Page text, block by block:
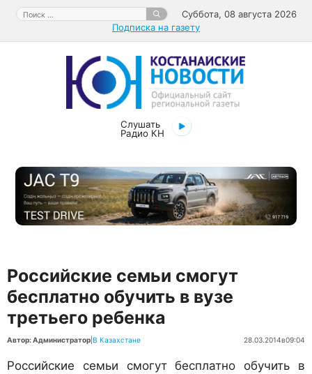
Перейти
содержимому
Поиск:
Суббота, 08 августа 2026
Подписка на газету
Слушать
Радио КН
Российские семьи смогут
бесплатно обучить в вузе
третьего ребенка
Автор: Администратор В Казахстане 28.03.2014в09:04
Российские семьи смогут бесплатно обучить в